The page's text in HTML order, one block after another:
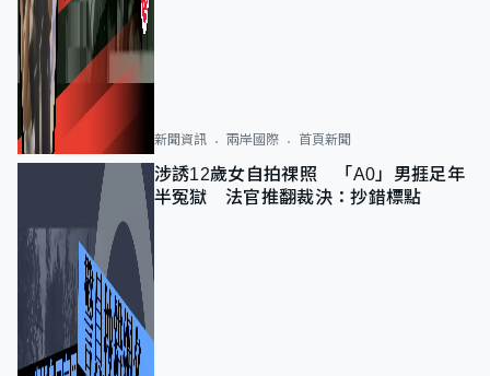
新聞資訊 兩岸國際 首頁新聞
涉誘12歲女自拍祼照 「A0」男捱足年
半冤獄 法官推翻裁決：抄錯標點